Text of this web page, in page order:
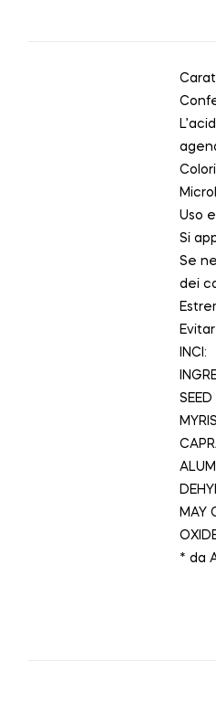
Uso
Si
Se
dei
INCI:
MAY
* da